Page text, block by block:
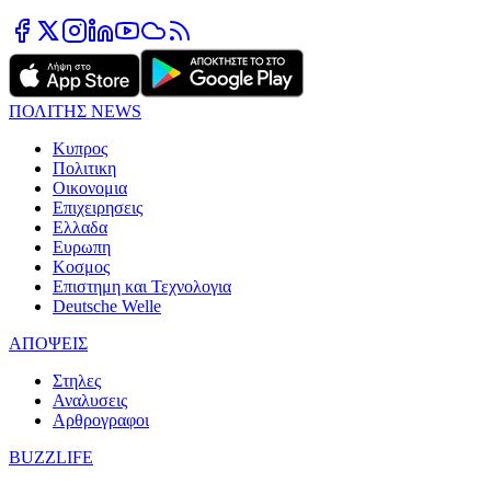
ΠΟΛΙΤΗΣ NEWS
Κυπρος
Πολιτικη
Οικονομια
Επιχειρησεις
Ελλαδα
Ευρωπη
Κοσμος
Επιστημη και Τεχνολογια
Deutsche Welle
ΑΠΟΨΕΙΣ
Στηλες
Αναλυσεις
Αρθρογραφοι
BUZZLIFE